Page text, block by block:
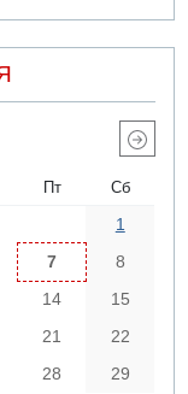
Пт Сб
1
7
8
14
15
21
22
28
29